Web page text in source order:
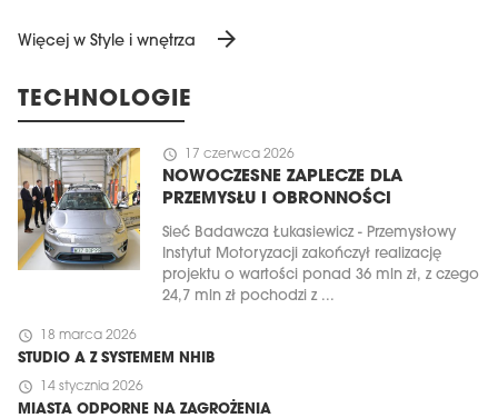
Więcej w Style i wnętrza arrow_forward
TECHNOLOGIE
schedule 17 czerwca 2026
NOWOCZESNE ZAPLECZE DLA
PRZEMYSŁU I OBRONNOŚCI
Sieć Badawcza Łukasiewicz - Przemysłowy
Instytut Motoryzacji zakończył realizację
projektu o wartości ponad 36 mln zł, z czego
24,7 mln zł pochodzi z ...
schedule 18 marca 2026
STUDIO A Z SYSTEMEM NHIB
schedule 14 stycznia 2026
MIASTA ODPORNE NA ZAGROŻENIA